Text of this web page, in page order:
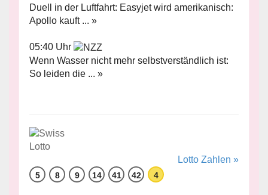
Duell in der Luftfahrt: Easyjet wird amerikanisch:
Apollo kauft ... »
05:40 Uhr
Wenn Wasser nicht mehr selbstverständlich ist:
So leiden die ... »
Lotto Zahlen »
5 8 9 14 41 42 4